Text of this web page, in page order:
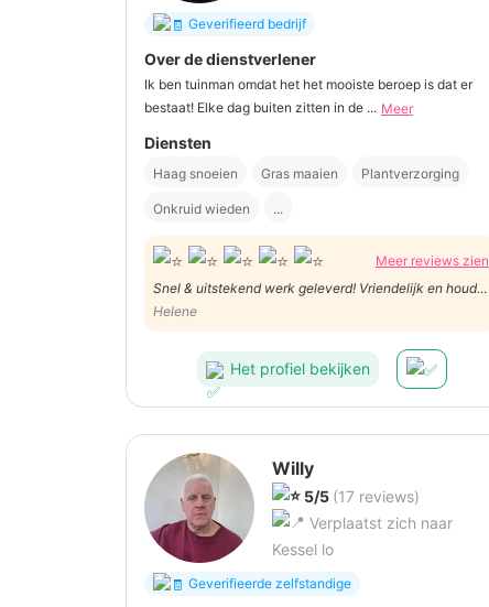
Geverifieerd bedrijf
Over de dienstverlener
Ik ben tuinman omdat het het mooiste beroep is dat er
bestaat! Elke dag buiten zitten in de ... Meer
Diensten
Haag snoeien Gras maaien Plantverzorging
Onkruid wieden ...
Meer reviews zien
Snel & uitstekend werk geleverd! Vriendelijk en houdt
zich aan de afspraken
Helene
Het profiel bekijken
Willy
5/5 (17 reviews)
Verplaatst zich naar
Kessel lo
Geverifieerde zelfstandige